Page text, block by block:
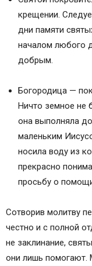
крещении.
дни памяти
началом любого
добрым.
Богородица —
Ничто земное не
она выполняла
маленьким
носила воду из
прекрасно
просьбу о
Сотворив молитву
честно и с полной
не заклинание,
они лишь помогают.